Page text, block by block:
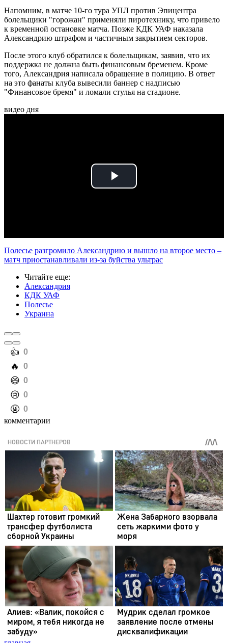
Напомним, в матче 10-го тура УПЛ против Эпицентра
болельщики "горожан" применяли пиротехнику, что привело
к временной остановке матча. Позже КДК УАФ наказала
Александрию штрафом и частичным закрытием секторов.
После этого клуб обратился к болельщикам, заявив, что их
поддержка не должна быть финансовым бременем. Кроме
того, Александрия написала обращение в полицию. В ответ
на это фанаты клуба вывесили баннер с надписью
"Финансовое бремя" и ломали стулья на стадионе.
видео дня
Play
Полесье разгромило Александрию и вышло на второе место –
матч приостанавливали из-за буйства ультрас
Читайте еще:
Александрия
КДК УАФ
Полесье
Украина
️👍 0
️🔥 0
️😄 0
️😢 0
️🤬 0
комментарии